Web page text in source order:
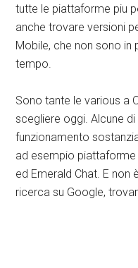
tutte le piattaforme piu
anche trovare versioni
Mobile, che non sono
tempo.
Sono tante le various a
scegliere oggi. Alcune
funzionamento
ad esempio
ed Emerald Chat. E non
ricerca su Google,